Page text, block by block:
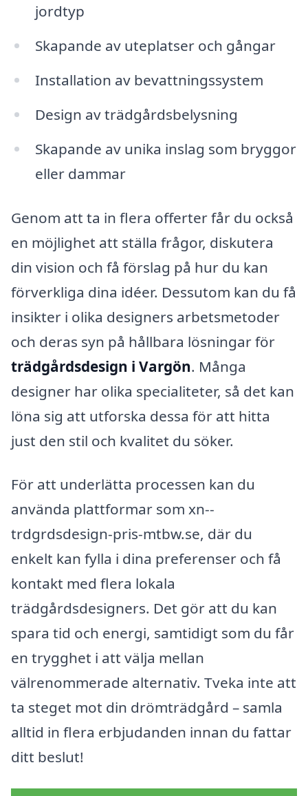
jordtyp
Skapande av uteplatser och gångar
Installation av bevattningssystem
Design av trädgårdsbelysning
Skapande av unika inslag som bryggor
eller dammar
Genom att ta in flera offerter får du också
en möjlighet att ställa frågor, diskutera
din vision och få förslag på hur du kan
förverkliga dina idéer. Dessutom kan du få
insikter i olika designers arbetsmetoder
och deras syn på hållbara lösningar för
trädgårdsdesign i Vargön. Många
designer har olika specialiteter, så det kan
löna sig att utforska dessa för att hitta
just den stil och kvalitet du söker.
För att underlätta processen kan du
använda plattformar som xn--
trdgrdsdesign-pris-mtbw.se, där du
enkelt kan fylla i dina preferenser och få
kontakt med flera lokala
trädgårdsdesigners. Det gör att du kan
spara tid och energi, samtidigt som du får
en trygghet i att välja mellan
välrenommerade alternativ. Tveka inte att
ta steget mot din drömträdgård – samla
alltid in flera erbjudanden innan du fattar
ditt beslut!